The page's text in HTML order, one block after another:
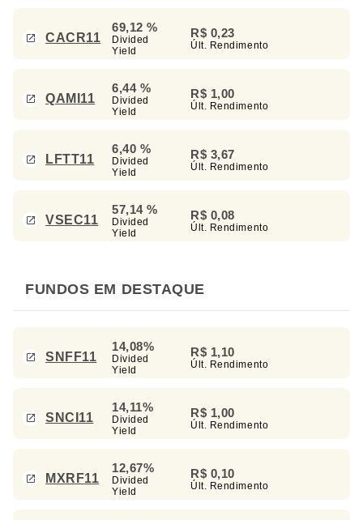
CACR11
69,12 %
Divided
Yield
R$ 0,23
Últ. Rendimento
QAMI11
6,44 %
Divided
Yield
R$ 1,00
Últ. Rendimento
LFTT11
6,40 %
Divided
Yield
R$ 3,67
Últ. Rendimento
VSEC11
57,14 %
Divided
Yield
R$ 0,08
Últ. Rendimento
FUNDOS EM DESTAQUE
SNFF11
14,08%
Divided
Yield
R$ 1,10
Últ. Rendimento
SNCI11
14,11%
Divided
Yield
R$ 1,00
Últ. Rendimento
MXRF11
12,67%
Divided
Yield
R$ 0,10
Últ. Rendimento